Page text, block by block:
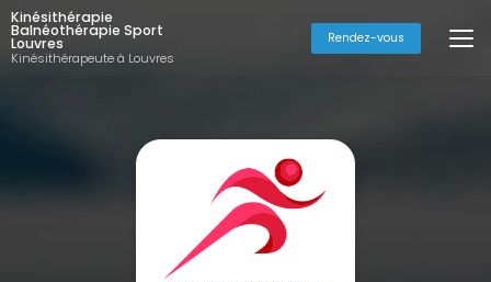
Aller
au
contenu
Kinésithérapie
Balnéothérapie Sport
Louvres
Kinésithérapeute à Louvres
Rendez-vous